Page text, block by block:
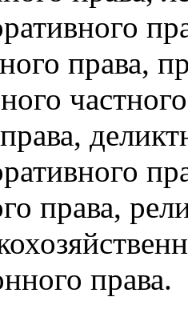
права,
права,
права.